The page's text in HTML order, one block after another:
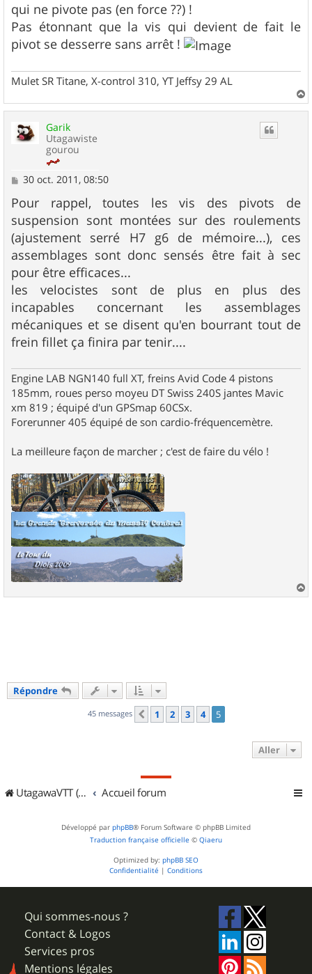
qui ne pivote pas (en force ??) !
Pas étonnant que la vis qui devient de fait le
pivot se desserre sans arrêt !
Mulet SR Titane, X-control 310, YT Jeffsy 29 AL
a
Garik
Utagawiste
gourou
M
s
s
a
g
e
30 oct. 2011, 08:50
Pour rappel, toutes les vis des pivots de
suspension sont montées sur des roulements
(ajustement serré H7 g6 de mémoire...), ces
assemblages sont donc sensés être fait à sec
pour être efficaces...
les velocistes sont de plus en plus des
incapables concernant les assemblages
mécaniques et se disent qu'en bourrant tout de
frein fillet ça finira par tenir....
Engine LAB NGN140 full XT, freins Avid Code 4 pistons
185mm, roues perso moyeu DT Swiss 240S jantes Mavic
xm 819 ; équipé d'un GPSmap 60CSx.
Forerunner 405 équipé de son cardio-fréquencemètre.
La meilleure façon de marcher ; c'est de faire du vélo !
a
Répondre
45 messages Précédent
1 2 3 4 5
Aller
UtagawaVTT (Randos VTT et VTTAE avec traces GPS) Accueil forum
Développé par phpBB® Forum Software © phpBB Limited
Traduction française officielle © Qiaeru
Optimized by: phpBB SEO
Confidentialité | Conditions
Qui sommes-nous ?
Contact & Logos
Services pros
Mentions légales